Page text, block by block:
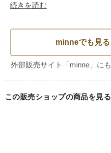
続きを読む
この販売ショップの商品を見る